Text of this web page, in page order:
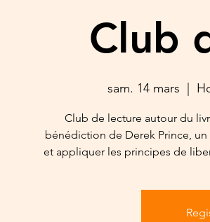
Club
sam. 14 mars
Club de lecture autour du
bénédiction de Derek Prince,
et appliquer les principes de